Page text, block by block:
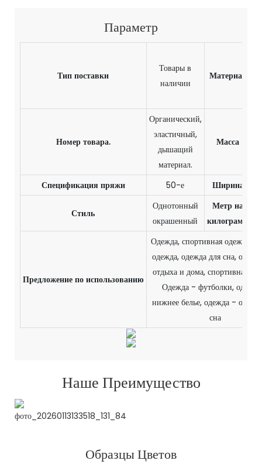
Параметр
Тип поставки
Товары в
наличии
Материал
Номер товара.
Органический,
эластичный,
дышащий
материал.
Масса
Спецификация пряжи 50-е Ширина
Стиль
Однотонный
окрашенный
Метр на
килограмм
Предложение по использованию
Одежда, спортивная одежда,
одежда, одежда для сна,
отдыха и дома, спортивная
Одежда - футболки,
нижнее белье, одежда -
сна
Наше Преимущество
Образцы Цветов